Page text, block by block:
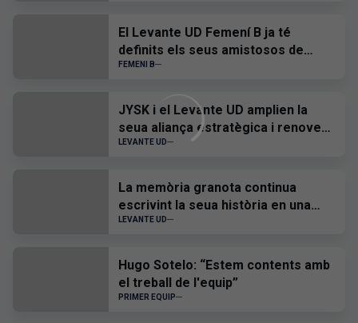
El Levante UD Femení B ja té
definits els seus amistosos de
pretemporada
FEMENI B
JYSK i el Levante UD amplien la
seua aliança estratègica i renoven
el seu patrocini fins a 2028
LEVANTE UD
La memòria granota continua
escrivint la seua història en una
nova actualització del Museu
LEVANTE UD
Hugo Sotelo: “Estem contents amb
el treball de l'equip”
PRIMER EQUIP